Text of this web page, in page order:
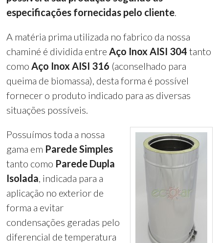
especificações fornecidas pelo cliente.
A matéria prima utilizada no fabrico da nossa
chaminé é dividida entreAço Inox AISI 304 tanto
comoAço Inox AISI 316 (aconselhado para
queima de biomassa), desta forma é possível
fornecer o produto indicado para as diversas
situações possíveis.
Possuímos toda a nossa
gama em Parede Simples
tanto como Parede Dupla
Isolada, indicada para a
aplicação no exterior de
forma a evitar
condensações geradas pelo
diferencial de temperatura